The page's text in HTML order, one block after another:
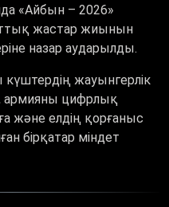
«Айбын – 2026»
жастар жиынын
назар аударылды.
күштердің жауынгерлік
армияны цифрлық
және елдің қорғаныс
бірқатар міндет